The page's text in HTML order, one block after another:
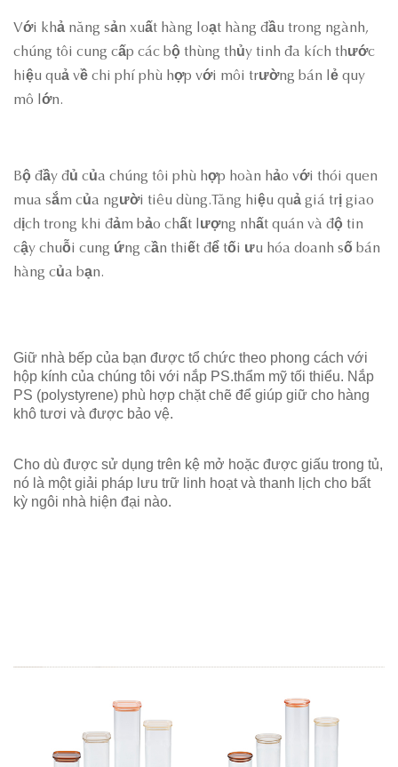
Với khả năng sản xuất hàng loạt hàng đầu trong ngành,
chúng tôi cung cấp các bộ thùng thủy tinh đa kích thước
hiệu quả về chi phí phù hợp với môi trường bán lẻ quy
mô lớn.
Bộ đầy đủ của chúng tôi phù hợp hoàn hảo với thói quen
mua sắm của người tiêu dùng.Tăng hiệu quả giá trị giao
dịch trong khi đảm bảo chất lượng nhất quán và độ tin
cậy chuỗi cung ứng cần thiết để tối ưu hóa doanh số bán
hàng của bạn.
Giữ nhà bếp của bạn được tổ chức theo phong cách với
hộp kính của chúng tôi với nắp PS.thẩm mỹ tối thiểu. Nắp
PS (polystyrene) phù hợp chặt chẽ để giúp giữ cho hàng
khô tươi và được bảo vệ.
Cho dù được sử dụng trên kệ mở hoặc được giấu trong tủ,
nó là một giải pháp lưu trữ linh hoạt và thanh lịch cho bất
kỳ ngôi nhà hiện đại nào.